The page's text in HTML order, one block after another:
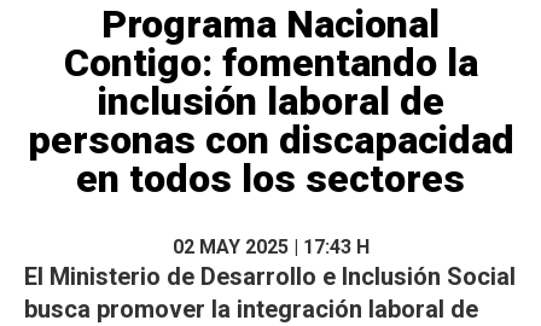
Programa Nacional
Contigo: fomentando la
inclusión laboral de
personas con discapacidad
en todos los sectores
02 MAY 2025 | 17:43 H
El Ministerio de Desarrollo e Inclusión Social
busca promover la integración laboral de